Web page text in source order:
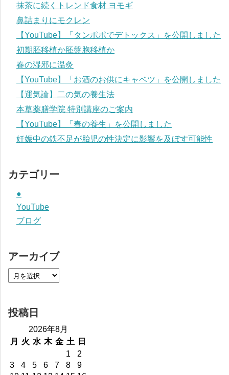
抹茶に続くトレンド食材 ヨモギ
鼻詰まりにモクレン
【YouTube】「タンポポでデトックス」を公開しました
初期胚移植か胚盤胞移植か
春の湿邪に温灸
【YouTube】「お酒のお供にキャベツ」を公開しました
【運気論】二の気の養生法
本草薬膳学院 特別講座のご案内
【YouTube】「春の養生」を公開しました
妊娠中の鉄不足が胎児の性決定に影響を及ぼす可能性
カテゴリー
●
YouTube
ブログ
アーカイブ
投稿日
2026年8月
月
火 水 木 金 土
日
1
2
3
4 5 6 7 8
9